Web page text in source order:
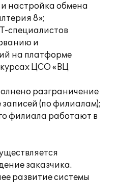
настройка обмена
8»;
специалистов
и
на платформе
ЦСО «ВЦ
разграничение
(по филиалам);
филиала работают в
заказчика.
развитие системы